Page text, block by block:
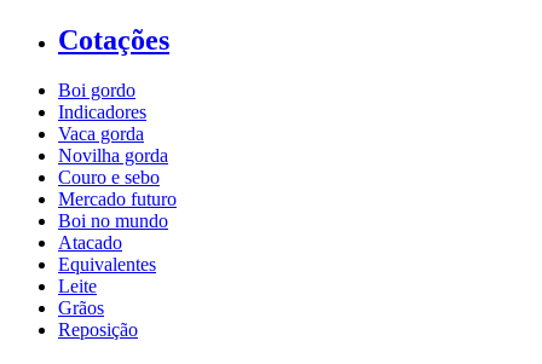
Cotações
Boi gordo
Indicadores
Vaca gorda
Novilha gorda
Couro e sebo
Mercado futuro
Boi no mundo
Atacado
Equivalentes
Leite
Grãos
Reposição